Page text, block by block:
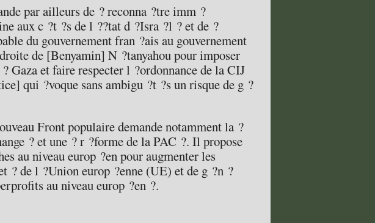
par ailleurs de ? reconna ?tre imm ?
aux c ?t ?s de l ??tat d ?Isra ?l ? et de ?
du gouvernement fran ?ais au gouvernement
de [Benyamin] N ?tanyahou pour imposer
Gaza et faire respecter l ?ordonnance de la CIJ
qui ?voque sans ambigu ?t ?s un risque de g ?
Front populaire demande notamment la ?
? et une ? r ?forme de la PAC ?. Il propose
au niveau europ ?en pour augmenter les
? de l ?Union europ ?enne (UE) et de g ?n ?
au niveau europ ?en ?.